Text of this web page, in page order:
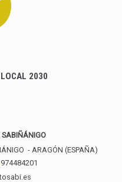
2030
SABIÑÁNIGO
- ARAGÓN (ESPAÑA)
974484201